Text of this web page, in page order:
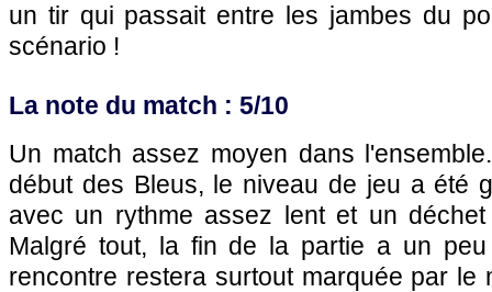
un tir qui passait entre les jambes du
scénario !
La note du match : 5/10
Un match assez moyen dans
début des Bleus, le niveau de jeu a été
avec un rythme assez lent et un déchet
Malgré tout, la fin de la partie a un
rencontre restera surtout marquée par le